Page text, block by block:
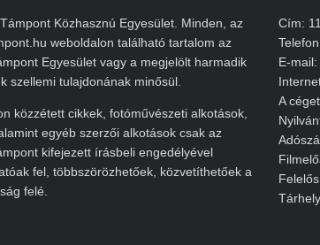
Közhasznú Egyesület. Minden, az
weboldalon található tartalom az
Egyesület vagy a megjelölt harmadik
szellemi tulajdonának minősül.
közzétett cikkek, fotóművészeti alkotások,
egyéb szerzői alkotások csak az
kifejezett írásbeli engedélyével
fel, többszörözhetőek, közvetíthetőek a
felé.
Cím:
Telefon:
E-mail:
A